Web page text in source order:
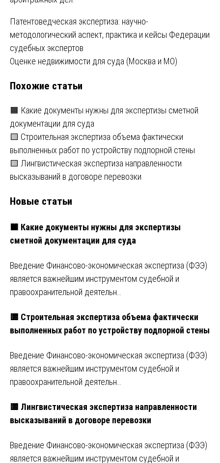
Навигация
по
записям
Патентоведческая экспертиза: научно-
методологический аспект, практика и кейсы Федерации
судебных экспертов
Оценке недвижимости для суда (Москва и МО)
Похожие статьи
🟧 Какие документы нужны для экспертизы сметной
документации для суда
🟨 Строительная экспертиза объема фактически
выполненных работ по устройству подпорной стены
🟨 Лингвистическая экспертиза направленности
высказываний в договоре перевозки
Новые статьи
🟧 Какие документы нужны для экспертизы
сметной документации для суда
Введение Финансово-экономическая экспертиза (ФЭЭ)
является важнейшим инструментом судебной и
правоохранительной деятельн…
🟨 Строительная экспертиза объема фактически
выполненных работ по устройству подпорной стены
Введение Финансово-экономическая экспертиза (ФЭЭ)
является важнейшим инструментом судебной и
правоохранительной деятельн…
🟨 Лингвистическая экспертиза направленности
высказываний в договоре перевозки
Введение Финансово-экономическая экспертиза (ФЭЭ)
является важнейшим инструментом судебной и